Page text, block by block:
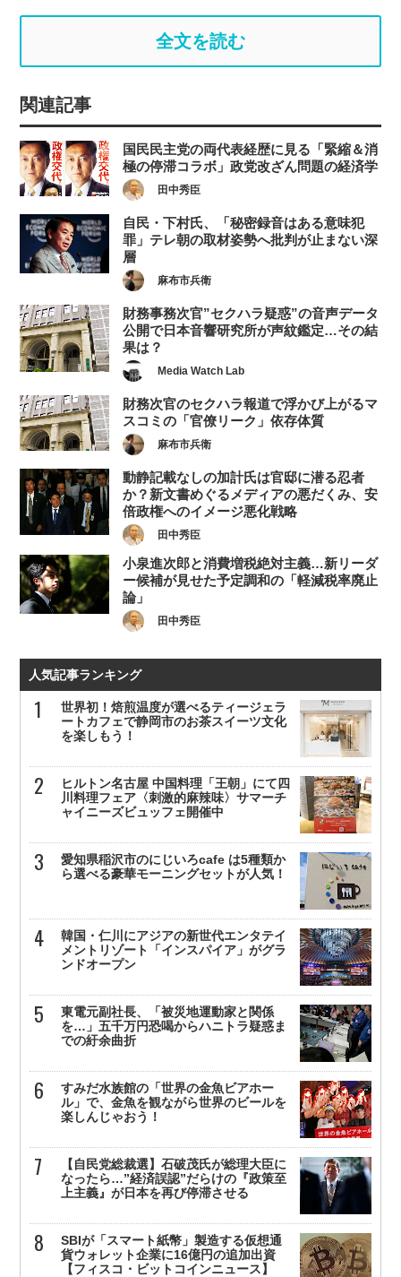
全文を読む
関連記事
国民民主党の両代表経歴に見る「緊縮＆消
極の停滞コラボ」政党改ざん問題の経済学
田中秀臣
自民・下村氏、「秘密録音はある意味犯
罪」テレ朝の取材姿勢へ批判が止まない深
層
麻布市兵衛
財務事務次官”セクハラ疑惑”の音声データ
公開で日本音響研究所が声紋鑑定…その結
果は？
Media Watch Lab
財務次官のセクハラ報道で浮かび上がるマ
スコミの「官僚リーク」依存体質
麻布市兵衛
動静記載なしの加計氏は官邸に潜る忍者
か？新文書めぐるメディアの悪だくみ、安
倍政権へのイメージ悪化戦略
田中秀臣
小泉進次郎と消費増税絶対主義…新リーダ
ー候補が見せた予定調和の「軽減税率廃止
論」
田中秀臣
人気記事ランキング
世界初！焙煎温度が選べるティージェラ
ートカフェで静岡市のお茶スイーツ文化
を楽しもう！
ヒルトン名古屋 中国料理「王朝」にて四
川料理フェア〈刺激的麻辣味〉サマーチ
ャイニーズビュッフェ開催中
愛知県稲沢市のにじいろcafe は5種類か
ら選べる豪華モーニングセットが人気！
韓国・仁川にアジアの新世代エンタテイ
メントリゾート「インスパイア」がグラ
ンドオープン
東電元副社長、「被災地運動家と関係
を…」五千万円恐喝からハニトラ疑惑ま
での紆余曲折
すみだ水族館の「世界の金魚ビアホー
ル」で、金魚を観ながら世界のビールを
楽しんじゃおう！
【自民党総裁選】石破茂氏が総理大臣に
なったら…”経済誤認”だらけの『政策至
上主義』が日本を再び停滞させる
SBIが「スマート紙幣」製造する仮想通
貨ウォレット企業に16億円の追加出資
【フィスコ・ビットコインニュース】